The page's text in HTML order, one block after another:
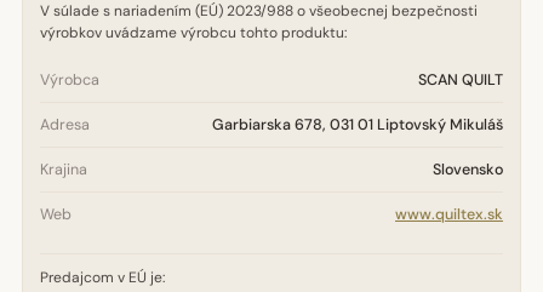
V súlade s nariadením (EÚ) 2023/988 o všeobecnej bezpečnosti
výrobkov uvádzame výrobcu tohto produktu:
Výrobca SCAN QUILT
Adresa Garbiarska 678, 031 01 Liptovský Mikuláš
Krajina Slovensko
Web www.quiltex.sk
Predajcom v EÚ je: